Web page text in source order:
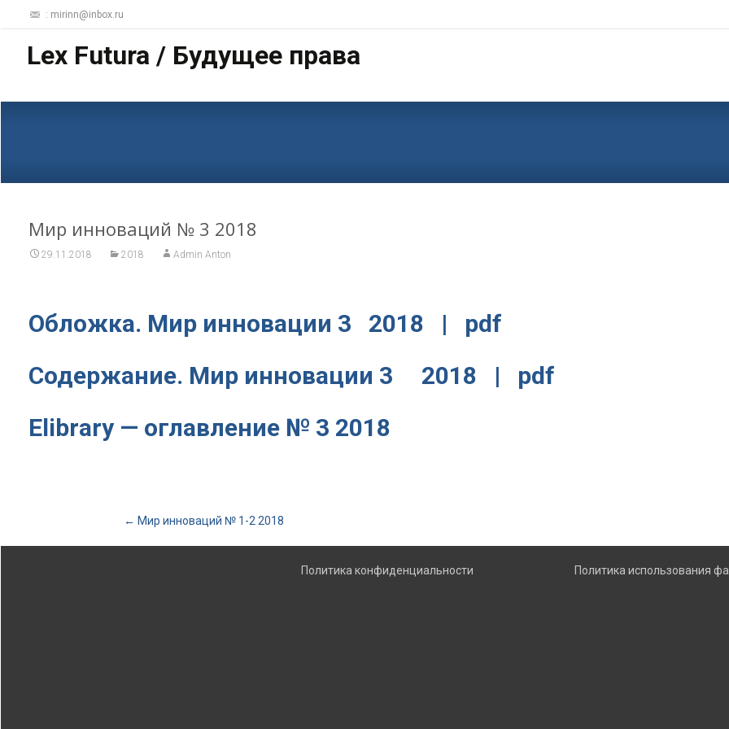
: mirinn@inbox.ru
Lex Futura / Будущее права
Мир инноваций № 3 2018
29.11.2018 2018 Admin Anton
Обложка. Мир инновации 3 2018 | pdf
Содержание. Мир инновации 3 2018 | pdf
Elibrary — оглавление № 3 2018
Post
← Мир инноваций № 1-2 2018
Политика конфиденциальности Политика использования